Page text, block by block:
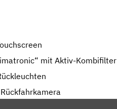
mit Aktiv-Kombifilter